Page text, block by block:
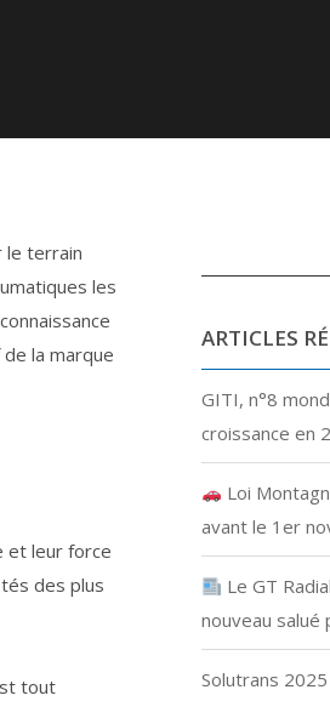
le terrain
les
la marque
et leur force
des plus
tout
ARTICLES
GITI, n°8
croissance en
Loi
avant le 1er
Le GT
nouveau salué
Solutrans 2025